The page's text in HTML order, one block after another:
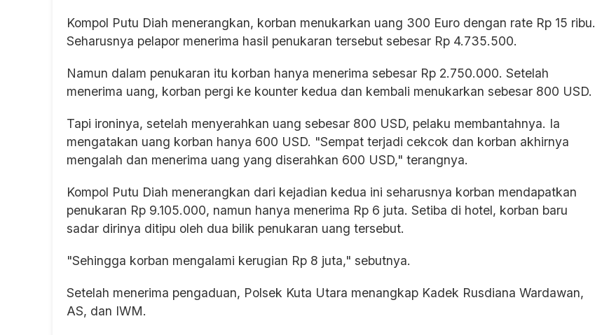
Kompol Putu Diah menerangkan, korban menukarkan uang 300 Euro dengan rate Rp 15 ribu.
Seharusnya pelapor menerima hasil penukaran tersebut sebesar Rp 4.735.500.
Namun dalam penukaran itu korban hanya menerima sebesar Rp 2.750.000. Setelah
menerima uang, korban pergi ke kounter kedua dan kembali menukarkan sebesar 800 USD.
Tapi ironinya, setelah menyerahkan uang sebesar 800 USD, pelaku membantahnya. Ia
mengatakan uang korban hanya 600 USD. "Sempat terjadi cekcok dan korban akhirnya
mengalah dan menerima uang yang diserahkan 600 USD," terangnya.
Kompol Putu Diah menerangkan dari kejadian kedua ini seharusnya korban mendapatkan
penukaran Rp 9.105.000, namun hanya menerima Rp 6 juta. Setiba di hotel, korban baru
sadar dirinya ditipu oleh dua bilik penukaran uang tersebut.
"Sehingga korban mengalami kerugian Rp 8 juta," sebutnya.
Setelah menerima pengaduan, Polsek Kuta Utara menangkap Kadek Rusdiana Wardawan,
AS, dan IWM.